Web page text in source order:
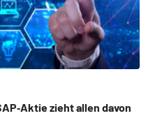
zieht allen davon